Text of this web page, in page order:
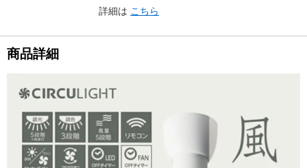
詳細は こちら
商品詳細